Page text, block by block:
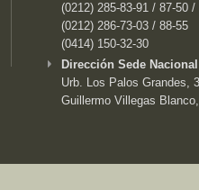
(0212) 285-83-91 / 87-50 /
(0212) 286-73-03 / 88-55
(0414) 150-32-30
Dirección Sede
Urb. Los Palos Grandes,
Guillermo Villegas